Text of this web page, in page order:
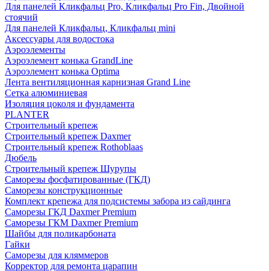
Для панелей Кликфальц Pro, Кликфальц Pro Fin, Двойной
стоячий
Для панелей Кликфальц, Кликфальц mini
Аксессуары для водостока
Аэроэлементы
Аэроэлемент конька GrandLine
Аэроэлемент конька Optima
Лента вентиляционная карнизная Grand Line
Сетка алюминиевая
Изоляция цоколя и фундамента
PLANTER
Строительный крепеж
Строительный крепеж Daxmer
Строительный крепеж Rothoblaas
Дюбель
Строительный крепеж Шурупы
Саморeзы фосфатированные (ГКД)
Саморезы конструкционные
Комплект крепежа для подсистемы забора из сайдинга
Саморезы ГКД Daxmer Premium
Саморезы ГКМ Daxmer Premium
Шайбы для поликарбоната
Гайки
Саморезы для кляммеров
Корректор для ремонта царапин